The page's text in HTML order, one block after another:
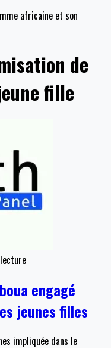
africaine et son
de
fille
engagé
jeunes filles
impliquée dans le